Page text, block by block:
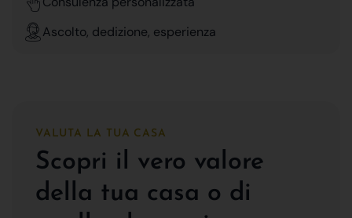
Ascolto, dedizione, esperienza
VALUTA LA TUA CASA
Scopri il vero valore
della tua casa o di